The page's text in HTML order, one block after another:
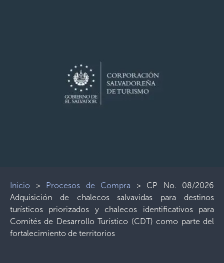
Inicio > Procesos de Compra > CP No. 08/2026
Adquisición de chalecos salvavidas para destinos
turísticos priorizados y chalecos identificativos para
Comités de Desarrollo Turístico (CDT) como parte del
fortalecimiento de territorios